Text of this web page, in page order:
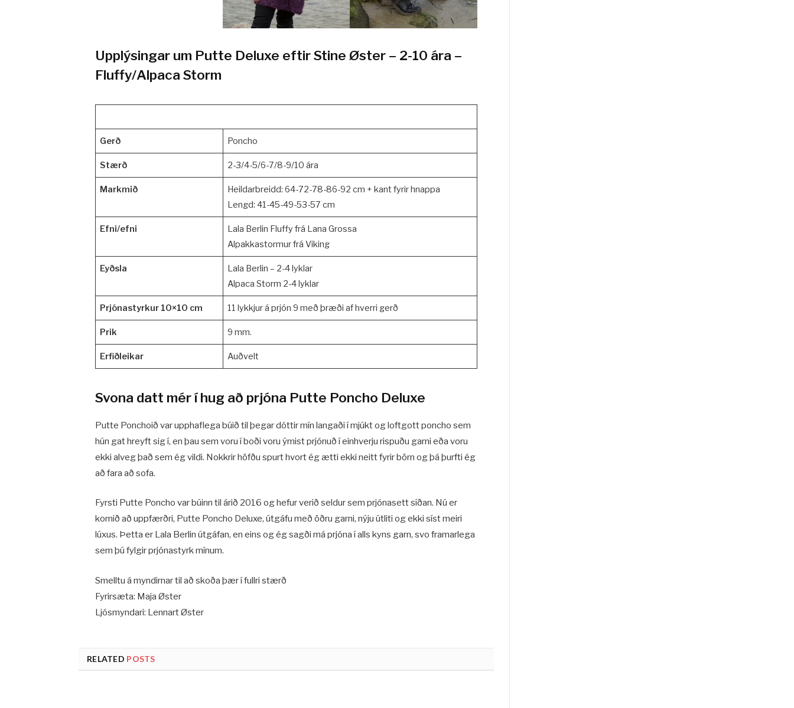
Upplýsingar um Putte Deluxe eftir Stine Øster – 2-10 ára –
Fluffy/Alpaca Storm
Gerð Poncho
Stærð 2-3/4-5/6-7/8-9/10 ára
Markmið
Heildarbreidd: 64-72-78-86-92 cm + kant fyrir hnappa
Lengd: 41-45-49-53-57 cm
Efni/efni
Lala Berlin Fluffy frá Lana Grossa
Alpakkastormur frá Viking
Eyðsla
Lala Berlin – 2-4 lyklar
Alpaca Storm 2-4 lyklar
Prjónastyrkur 10×10 cm 11 lykkjur á prjón 9 með þræði af hverri gerð
Prik 9 mm.
Erfiðleikar Auðvelt
Svona datt mér í hug að prjóna Putte Poncho Deluxe
Putte Ponchoið var upphaflega búið til þegar dóttir mín langaði í mjúkt og loftgott poncho sem
hún gat hreyft sig í, en þau sem voru í boði voru ýmist prjónuð í einhverju rispuðu garni eða voru
ekki alveg það sem ég vildi. Nokkrir höfðu spurt hvort ég ætti ekki neitt fyrir börn og þá þurfti ég
að fara að sofa.
Fyrsti Putte Poncho var búinn til árið 2016 og hefur verið seldur sem prjónasett síðan. Nú er
komið að uppfærðri, Putte Poncho Deluxe, útgáfu með öðru garni, nýju útliti og ekki síst meiri
lúxus. Þetta er Lala Berlin útgáfan, en eins og ég sagði má prjóna í alls kyns garn, svo framarlega
sem þú fylgir prjónastyrk mínum.
Smelltu á myndirnar til að skoða þær í fullri stærð
Fyrirsæta: Maja Øster
Ljósmyndari: Lennart Øster
RELATED POSTS